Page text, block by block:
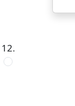
12.